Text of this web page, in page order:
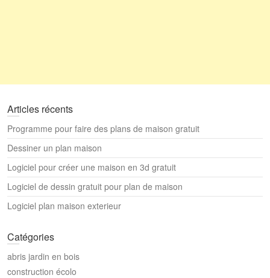
Articles récents
Programme pour faire des plans de maison gratuit
Dessiner un plan maison
Logiciel pour créer une maison en 3d gratuit
Logiciel de dessin gratuit pour plan de maison
Logiciel plan maison exterieur
Catégories
abris jardin en bois
construction écolo